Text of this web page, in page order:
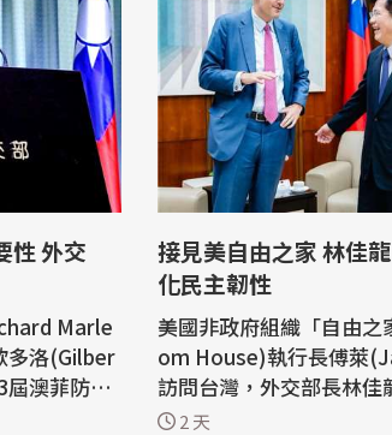
性 外交
Marle
多洛(Gilber
澳菲防長
申台海和
接見美自由之家 林佳
化民主韌性
美國非政府組織「自由
om House)執行長傅萊
訪問台灣，外交部長林佳
接見訪團。林佳龍表示，
2 天